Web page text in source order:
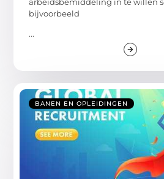
bijvoorbeeld
...
BANEN EN OPLEIDINGEN